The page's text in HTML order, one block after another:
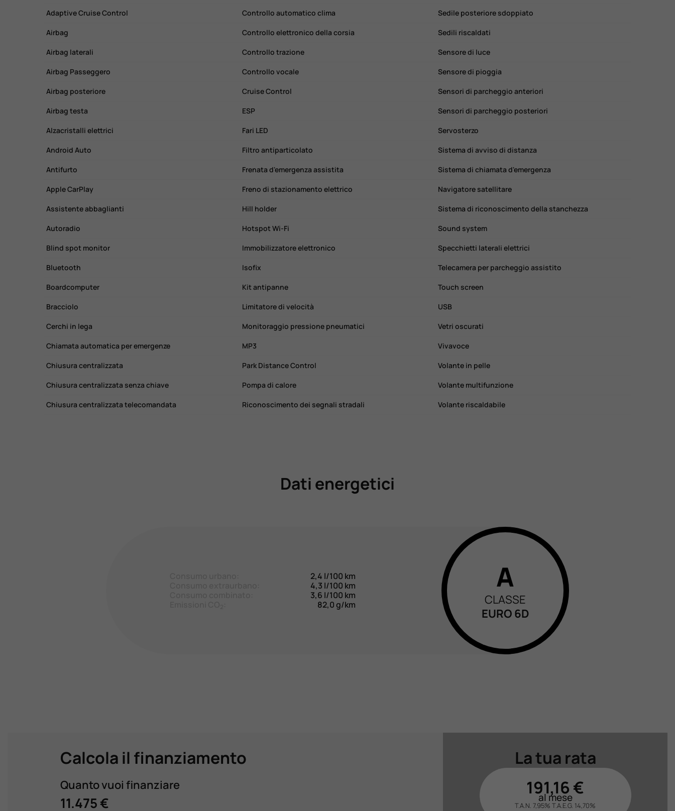
Adaptive Cruise Control
Airbag
Airbag laterali
Airbag Passeggero
Airbag posteriore
Airbag testa
Alzacristalli elettrici
Android Auto
Antifurto
Apple CarPlay
Assistente abbaglianti
Autoradio
Blind spot monitor
Bluetooth
Boardcomputer
Bracciolo
Cerchi in lega
Chiamata automatica per emergenze
Chiusura centralizzata
Chiusura centralizzata senza chiave
Chiusura centralizzata telecomandata
Controllo automatico clima
Controllo elettronico della corsia
Controllo trazione
Controllo vocale
Cruise Control
ESP
Fari LED
Filtro antiparticolato
Frenata d'emergenza assistita
Freno di stazionamento elettrico
Hill holder
Hotspot Wi-Fi
Immobilizzatore elettronico
Isofix
Kit antipanne
Limitatore di velocità
Monitoraggio pressione pneumatici
MP3
Park Distance Control
Pompa di calore
Riconoscimento dei segnali stradali
Sedile posteriore sdoppiato
Sedili riscaldati
Sensore di luce
Sensore di pioggia
Sensori di parcheggio anteriori
Sensori di parcheggio posteriori
Servosterzo
Sistema di avviso di distanza
Sistema di chiamata d'emergenza
Navigatore satellitare
Sistema di riconoscimento della stanchezza
Sound system
Specchietti laterali elettrici
Telecamera per parcheggio assistito
Touch screen
USB
Vetri oscurati
Vivavoce
Volante in pelle
Volante multifunzione
Volante riscaldabile
Dati energetici
A
CLASSE
EURO 6D
2,4 l/100 km
4,3 l/100 km
3,6 l/100 km
82,0 g/km
Calcola il finanziamento
Quanto vuoi finanziare
11.475 €
La tua rata
191,16 €
al mese
T.A.N. 7,95% T.A.E.G. 14,70%